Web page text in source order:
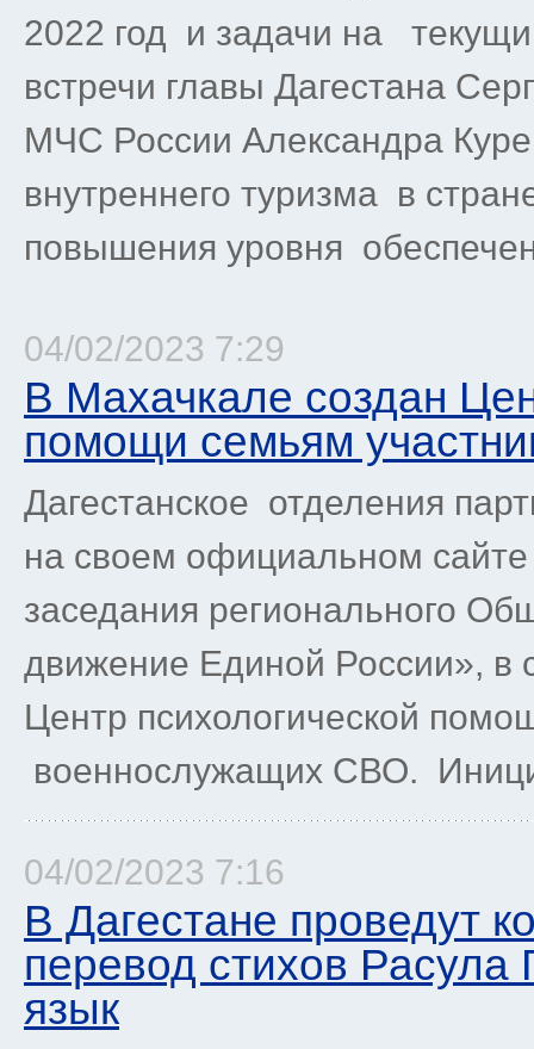
2022 год и задачи на
встречи главы Дагестана
МЧС России Александра
внутреннего туризма в
повышения уровня
04/02/2023 7:29
В Махачкале создан
помощи семьям
Дагестанское отделения
на своем официальном сайте
заседания регионального
движение Единой России», в
Центр психологической
военнослужащих СВО.
04/02/2023 7:16
В Дагестане проведут
перевод стихов Расула
язык